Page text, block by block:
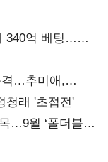
340억 베팅…
격…추미애,
청래 '초접전'
…9월 ‘폴더블